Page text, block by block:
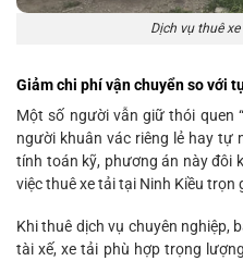
Dịch vụ thuê
Giảm chi phí vận chuyển so với
Một số người vẫn giữ thói quen
người khuân vác riêng lẻ hay tự
tính toán kỹ, phương án này đôi
việc thuê xe tải tại Ninh Kiều trọn
Khi thuê dịch vụ chuyên
tài xế, xe tải phù hợp trọng